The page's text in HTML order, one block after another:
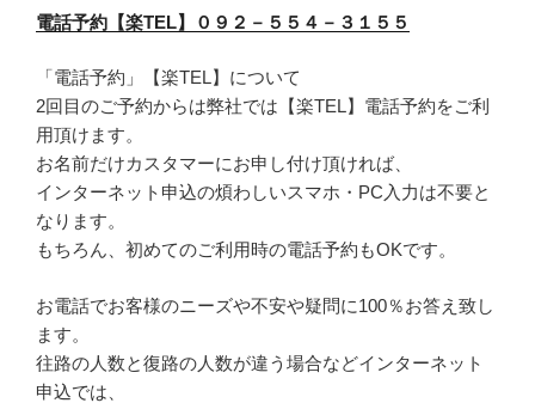
電話予約【楽TEL】０９２－５５４－３１５５
「電話予約」【楽TEL】について
2回目のご予約からは弊社では【楽TEL】電話予約をご利
用頂けます。
お名前だけカスタマーにお申し付け頂ければ、
インターネット申込の煩わしいスマホ・PC入力は不要と
なります。
もちろん、初めてのご利用時の電話予約もOKです。
お電話でお客様のニーズや不安や疑問に100％お答え致し
ます。
往路の人数と復路の人数が違う場合などインターネット
申込では、